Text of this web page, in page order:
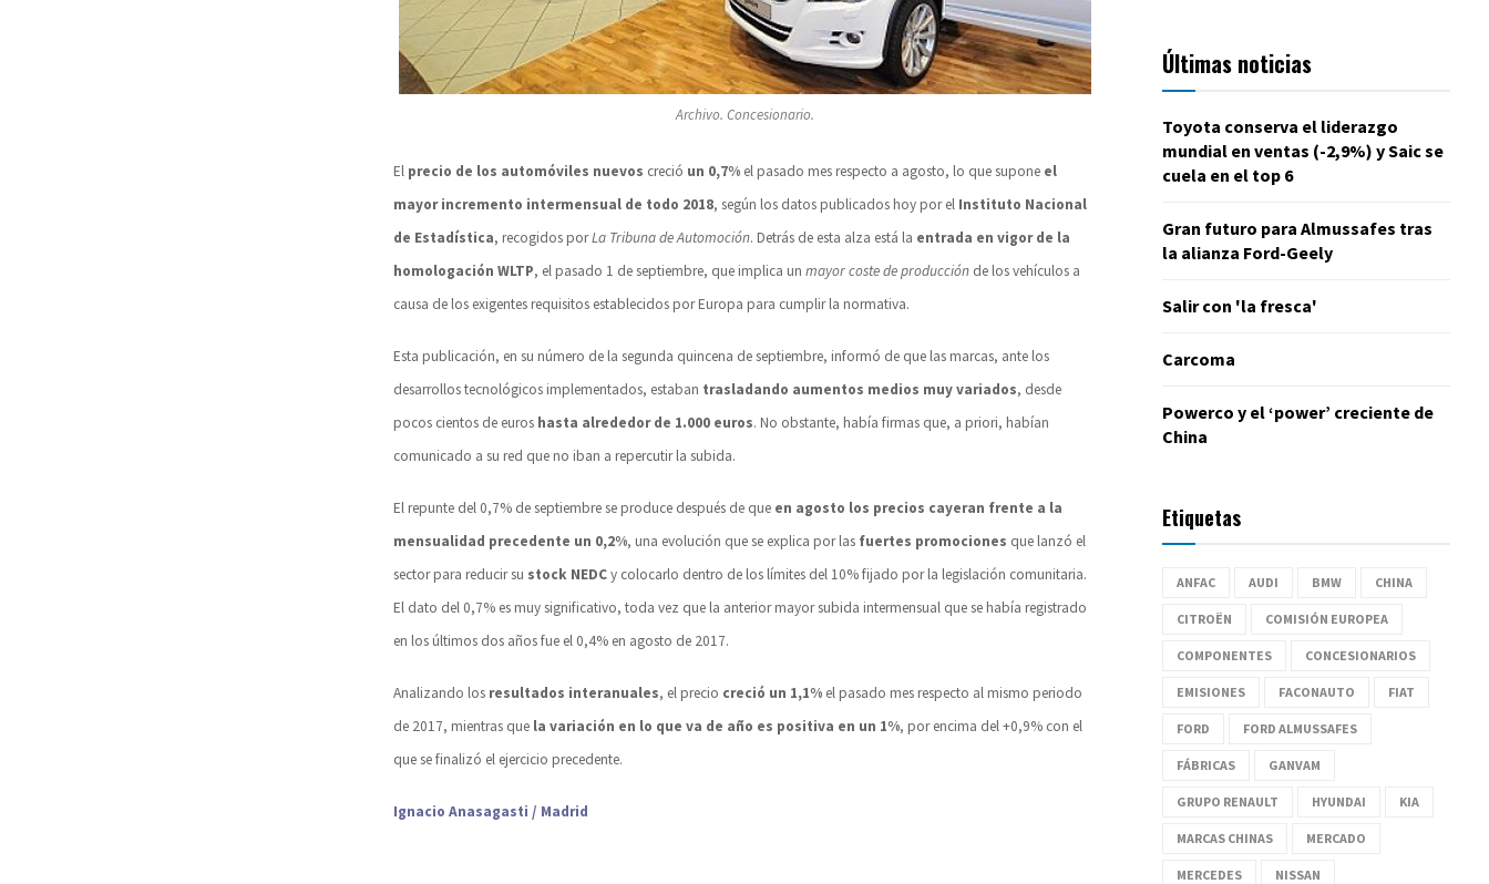
Archivo. Concesionario.
El precio de los automóviles nuevos creció un 0,7% el pasado mes respecto a agosto, lo que supone el
mayor incremento intermensual de todo 2018, según los datos publicados hoy por el Instituto Nacional
de Estadística, recogidos porLa Tribuna de Automoción. Detrás de esta alza está la entrada en vigor de la
homologación WLTP, el pasado 1 de septiembre, que implica un mayor coste de producción de los vehículos a
causa de los exigentes requisitos establecidos por Europa para cumplir la normativa.
Esta publicación, en su número de la segunda quincena de septiembre, informó de que las marcas, ante los
desarrollos tecnológicos implementados, estaban trasladando aumentos medios muy variados, desde
pocos cientos de euros hasta alrededor de 1.000 euros. No obstante, había firmas que, a priori, habían
comunicado a su red que no iban a repercutir la subida.
El repunte del 0,7% de septiembre se produce después de que en agosto los precios cayeran frente a la
mensualidad precedente un 0,2%, una evolución que se explica por las fuertes promociones que lanzó el
sector para reducir su stock NEDCy colocarlo dentro de los límites del 10% fijado por la legislación comunitaria.
El dato del 0,7% es muy significativo, toda vez que la anterior mayor subida intermensual que se había registrado
en los últimos dos años fue el 0,4% en agosto de 2017.
Analizando los resultados interanuales, el precio creció un 1,1% el pasado mes respecto al mismo periodo
de 2017, mientras que la variación en lo que va de año es positiva en un 1%, por encima del +0,9% con el
que se finalizó el ejercicio precedente.
Ignacio Anasagasti / Madrid
Últimas noticias
Toyota conserva el liderazgo
mundial en ventas (-2,9%) y Saic se
cuela en el top 6
Gran futuro para Almussafes tras
la alianza Ford-Geely
Salir con 'la fresca'
Carcoma
Powerco y el ‘power’ creciente de
China
Etiquetas
ANFAC AUDI BMW CHINA
CITROËN COMISIÓN EUROPEA
COMPONENTES CONCESIONARIOS
EMISIONES FACONAUTO FIAT
FORD FORD ALMUSSAFES
FÁBRICAS GANVAM
GRUPO RENAULT HYUNDAI KIA
MARCAS CHINAS MERCADO
MERCEDES NISSAN